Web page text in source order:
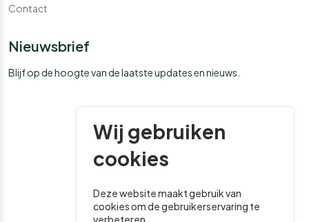
Wij gebruiken
cookies
Deze website maakt gebruik van
cookies om de gebruikerservaring te
verbeteren.
Contact
Nieuwsbrief
Blijf op de hoogte van de laatste updates en nieuws.